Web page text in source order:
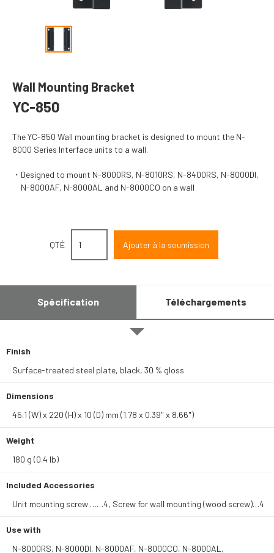
Wall Mounting Bracket
YC-850
The YC-850 Wall mounting bracket is designed to mount the N-
8000 Series Interface units to a wall.
Designed to mount N-8000RS, N-8010RS, N-8400RS, N-8000DI,
N-8000AF, N-8000AL and N-8000CO on a wall
QTÉ
Spécification Téléchargements
Finish
Surface-treated steel plate, black, 30 % gloss
Dimensions
45.1 (W) x 220 (H) x 10 (D) mm (1.78 x 0.39" x 8.66")
Weight
180 g (0.4 lb)
Included Accessories
Unit mounting screw ……4, Screw for wall mounting (wood screw)…4
Use with
N-8000RS, N-8000DI, N-8000AF, N-8000CO, N-8000AL,